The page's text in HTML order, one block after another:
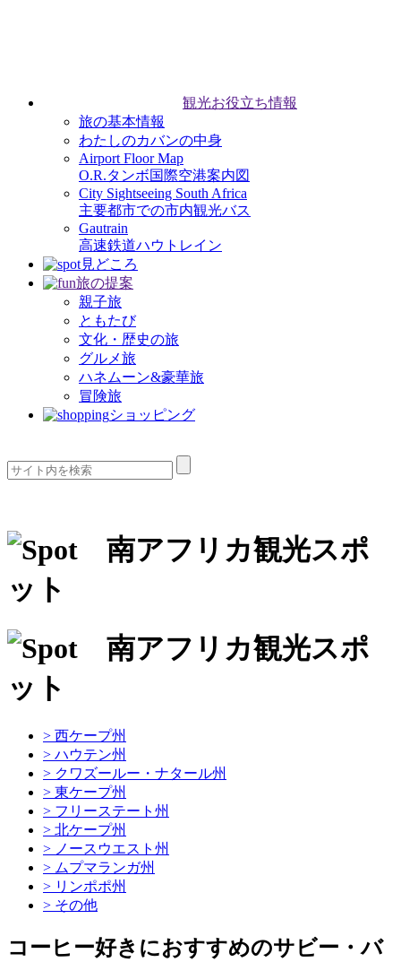
観光お役立ち情報
旅の基本情報
わたしのカバンの中身
Airport Floor Map
O.R.タンボ国際空港案内図
City Sightseeing South Africa
主要都市での市内観光バス
Gautrain
高速鉄道ハウトレイン
見どころ
旅の提案
親子旅
ともたび
文化・歴史の旅
グルメ旅
ハネムーン&豪華旅
冒険旅
ショッピング
> 西ケープ州
> ハウテン州
> クワズールー・ナタール州
> 東ケープ州
> フリーステート州
> 北ケープ州
> ノースウエスト州
> ムプマランガ州
> リンポポ州
> その他
コーヒー好きにおすすめのサビー・バ